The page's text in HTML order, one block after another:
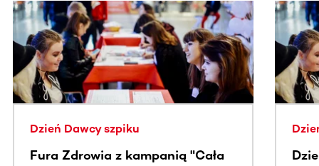
Ta sekcja zawiera treści przewijane w poziomie. Użyj
Dzień Dawcy szpiku
Fura Zdrowia z kampanią "Cała